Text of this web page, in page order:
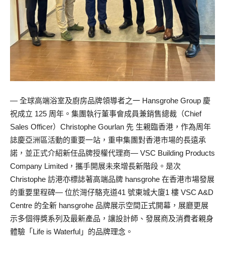
— 全球高端浴室及廚房品牌領導者之一 Hansgrohe Group 慶
祝成立 125 周年。集團執行董事會成員兼銷售總裁（Chief
Sales Officer）Christophe Gourlan 先 生親臨香港，作為周年
誌慶亞洲區活動的重要一站，重申集團對香港市場的長遠承
諾，並正式介紹新任品牌授權代理商— VSC Building Products
Company Limited，攜手開展未來增長新階段。是次
Christophe 訪港亦標誌著高端品牌 hansgrohe 在香港市場發展
的重要里程碑— 位於灣仔駱克道41 號東城大廈1 樓 VSC A&D
Centre 的全新 hansgrohe 品牌展示空間正式開幕，展廳更展
示多個得獎系列及最新產品，讓設計師、發展商及消費者親身
體驗「Life is Waterful」的品牌理念。